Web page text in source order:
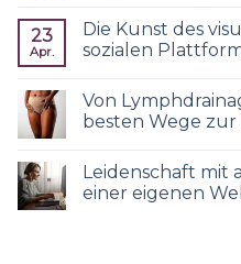
23
Apr.
Die Kunst des
sozialen
Von
besten Wege
Leidenschaft mit
einer eigenen